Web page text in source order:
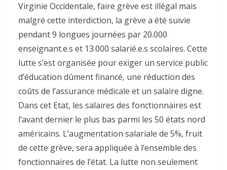
Virginie Occidentale, faire grève est illégal mais
malgré cette interdiction, la grève a été suivie
pendant 9 longues journées par 20.000
enseignant.e.s et 13.000 salarié.e.s scolaires. Cette
lutte s’est organisée pour exiger un service public
d’éducation dûment financé, une réduction des
coûts de l’assurance médicale et un salaire digne.
Dans cet Etat, les salaires des fonctionnaires est
l’avant dernier le plus bas parmi les 50 états nord
américains. L’augmentation salariale de 5%, fruit
de cette grève, sera appliquée à l’ensemble des
fonctionnaires de l’état. La lutte non seulement